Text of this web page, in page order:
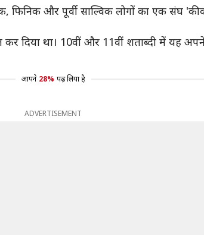
फिनिक और पूर्वी साल्विक लोगों का एक संघ
कर दिया था। 10वीं और 11वीं शताब्दी में
आपने 28% पढ़ लिया है
ADVERTISEMENT